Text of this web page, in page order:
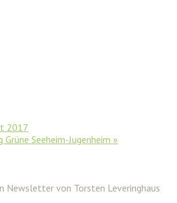
2017
Seeheim-Jugenheim »
Newsletter von Torsten Leveringhaus